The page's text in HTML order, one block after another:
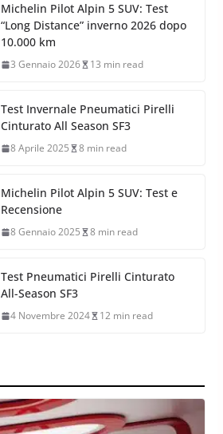
Michelin Pilot Alpin 5 SUV: Test
“Long Distance” inverno 2026 dopo
10.000 km
3 Gennaio 2026 13 min read
Test Invernale Pneumatici Pirelli
Cinturato All Season SF3
8 Aprile 2025 8 min read
Michelin Pilot Alpin 5 SUV: Test e
Recensione
8 Gennaio 2025 8 min read
Test Pneumatici Pirelli Cinturato
All-Season SF3
4 Novembre 2024 12 min read